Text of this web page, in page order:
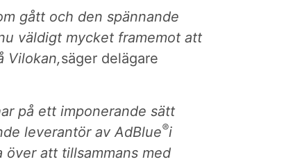
gått och den spännande
väldigt mycket framemot att
Vilokan,säger delägare
på ett imponerande sätt
leverantör av AdBlue®i
över att tillsammans med